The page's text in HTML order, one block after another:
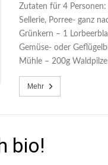
Zutaten für 4
Sellerie, Porree- ganz
Grünkern – 1
Gemüse- oder
Mühle – 200g
Mehr
bio!